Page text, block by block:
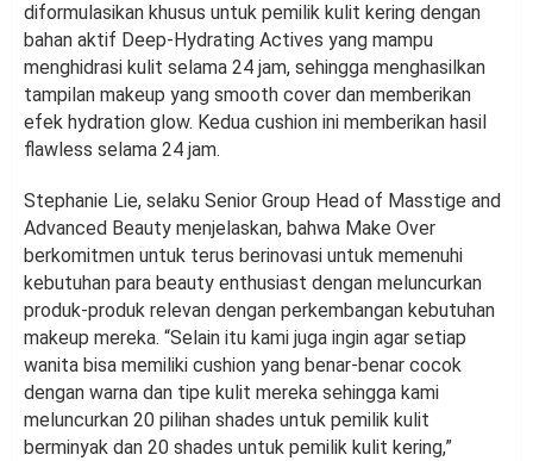
diformulasikan khusus untuk pemilik kulit kering dengan
bahan aktif Deep-Hydrating Actives yang mampu
menghidrasi kulit selama 24 jam, sehingga menghasilkan
tampilan makeup yang smooth cover dan memberikan
efek hydration glow. Kedua cushion ini memberikan hasil
flawless selama 24 jam.
Stephanie Lie, selaku Senior Group Head of Masstige and
Advanced Beauty menjelaskan, bahwa Make Over
berkomitmen untuk terus berinovasi untuk memenuhi
kebutuhan para beauty enthusiast dengan meluncurkan
produk-produk relevan dengan perkembangan kebutuhan
makeup mereka. “Selain itu kami juga ingin agar setiap
wanita bisa memiliki cushion yang benar-benar cocok
dengan warna dan tipe kulit mereka sehingga kami
meluncurkan 20 pilihan shades untuk pemilik kulit
berminyak dan 20 shades untuk pemilik kulit kering,”